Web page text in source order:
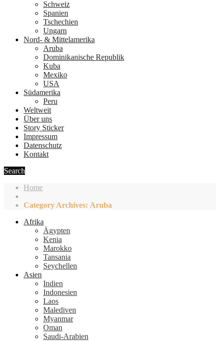
Schweiz
Spanien
Tschechien
Ungarn
Nord- & Mittelamerika
Aruba
Dominikanische Republik
Kuba
Mexiko
USA
Südamerika
Peru
Weltweit
Über uns
Story Sticker
Impressum
Datenschutz
Kontakt
Search
Home
Category Archives: Aruba
Afrika
Ägypten
Kenia
Marokko
Tansania
Seychellen
Asien
Indien
Indonesien
Laos
Malediven
Myanmar
Oman
Saudi-Arabien